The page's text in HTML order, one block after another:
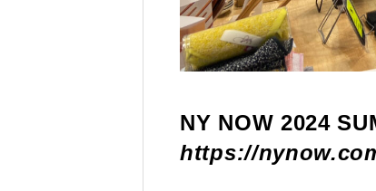
NY NOW 2024
https://